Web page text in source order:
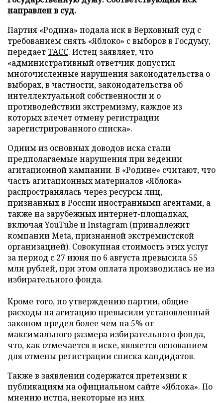
направлен в суд.
Партия «Родина» подала иск в Верховный суд с
требованием снять «Яблоко» с выборов в Госдуму,
передаетТАСС. Истец заявляет, что
«административный ответчик допустил
многочисленные нарушения законодательства о
выборах, в частности, законодательства об
интеллектуальной собственности и о
противодействии экстремизму, каждое из
которых влечет отмену регистрации
зарегистрированного списка».
Одним из основных доводов иска стали
предполагаемые нарушения при ведении
агитационной кампании. В «Родине» считают, что
часть агитационных материалов «Яблока»
распространялась через ресурсы лиц,
признанных в России иностранными агентами, а
также на зарубежных интернет-площадках,
включая YouTube и Instagram (принадлежит
компании Meta, признанной экстремистской
организацией). Совокупная стоимость этих услуг
за период с 27 июня по 6 августа превысила 55
млн рублей, при этом оплата производилась не из
избирательного фонда.
Кроме того, по утверждению партии, общие
расходы на агитацию превысили установленный
законом предел более чем на 5% от
максимального размера избирательного фонда,
что, как отмечается в иске, является основанием
для отмены регистрации списка кандидатов.
Также в заявлении содержатся претензии к
публикациям на официальном сайте «Яблока». По
мнению истца, некоторые из них